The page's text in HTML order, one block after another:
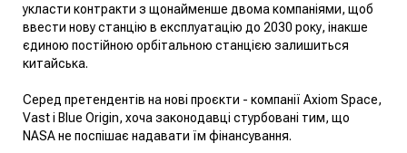
укласти контракти з щонайменше двома компаніями, щоб
ввести нову станцію в експлуатацію до 2030 року, інакше
єдиною постійною орбітальною станцією залишиться
китайська.
Серед претендентів на нові проєкти - компанії Axiom Space,
Vast і Blue Origin, хоча законодавці стурбовані тим, що
NASA не поспішає надавати їм фінансування.